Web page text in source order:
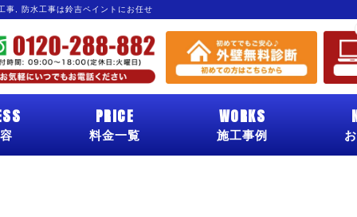
事, 防水工事は鈴吉ペイントにお任せ
PRICE
料金一覧
WORKS
施工事例